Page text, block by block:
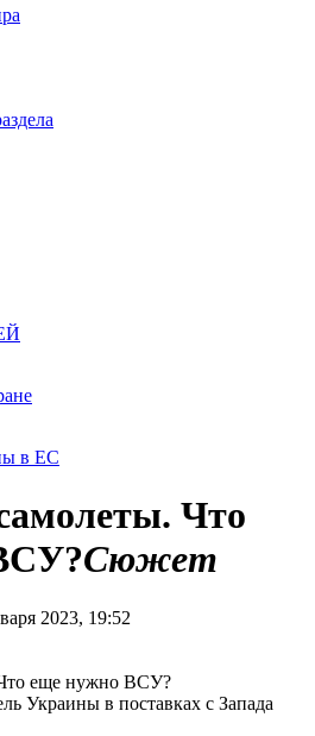
в ЕС
Что
Сюжет
2023, 19:52
Украины в поставках с Запада